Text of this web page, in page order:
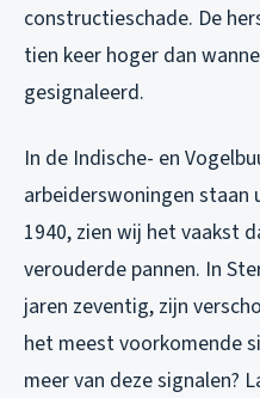
constructieschade. De
tien keer hoger dan
gesignaleerd.
In de Indische- en
arbeiderswoningen
1940, zien wij het vaakst
verouderde pannen. In
jaren zeventig, zijn
het meest voorkomende
meer van deze signalen?